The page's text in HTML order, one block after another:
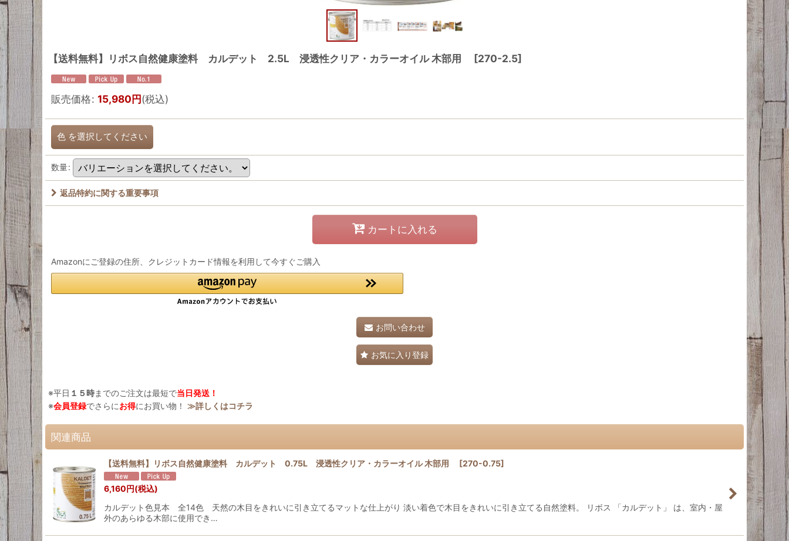
【送料無料】リボス自然健康塗料 カルデット 2.5L 浸透性クリア・カラーオイル 木部用 [270-2.5]
販売価格: 15,980円(税込)
色 を選択してください
数量:
返品特約に関する重要事項
カートに入れる
Amazonにご登録の住所、クレジットカード情報を利用して今すぐご購入
お問い合わせ
お気に入り登録
※平日 １５時までのご注文は最短で当日発送！
※会員登録でさらにお得にお買い物！ ≫詳しくはコチラ
関連商品
【送料無料】リボス自然健康塗料 カルデット 0.75L 浸透性クリア・カラーオイル 木部用 [270-0.75]
6,160円(税込)
カルデット色見本 全14色 天然の木目をきれいに引き立てるマットな仕上がり 淡い着色で木目をきれいに引き立てる自然塗料。 リボス 「カルデット」 は、室内・屋
外のあらゆる木部に使用でき…